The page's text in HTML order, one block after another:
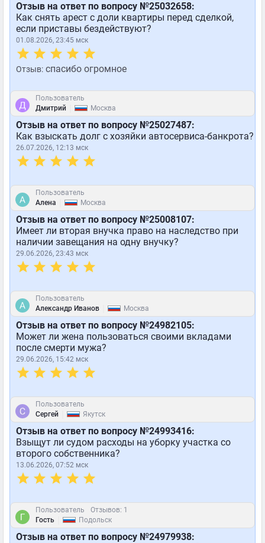
Отзыв на ответ по вопросу №25032658:
Как снять арест с доли квартиры перед сделкой,
если приставы бездействуют?
01.08.2026, 23:45 мск
Отзыв: спасибо огромное
Пользователь
Дмитрий
Москва
Отзыв на ответ по вопросу №25027487:
Как взыскать долг с хозяйки автосервиса-банкрота?
26.07.2026, 12:13 мск
Пользователь
Алена
Москва
Отзыв на ответ по вопросу №25008107:
Имеет ли вторая внучка право на наследство при
наличии завещания на одну внучку?
29.06.2026, 23:43 мск
Пользователь
Александр Иванов
Москва
Отзыв на ответ по вопросу №24982105:
Может ли жена пользоваться своими вкладами
после смерти мужа?
29.06.2026, 15:42 мск
Пользователь
Сергей
Якутск
Отзыв на ответ по вопросу №24993416:
Взыщут ли судом расходы на уборку участка со
второго собственника?
13.06.2026, 07:52 мск
Пользователь
Отзывов: 1
Гость
Подольск
Отзыв на ответ по вопросу №24979938: